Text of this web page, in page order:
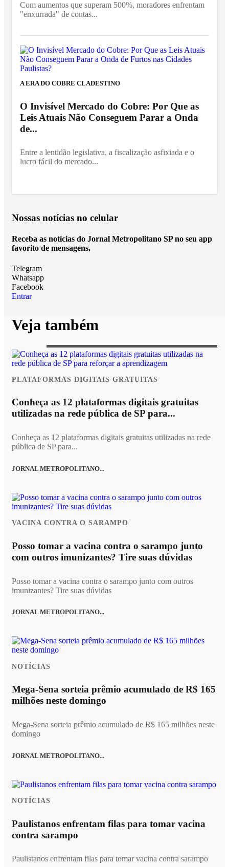
Com aumentos que superam 500%, moradores enfrentam
"enxurrada" de contas...
A ERA DO COBRE CLADESTINO
O Invisível Mercado do Cobre: Por Que as
Leis Atuais Não Conseguem Parar a Onda
de...
Entre a lentidão legislativa, a fiscalização asfixiada e o
lucro fácil do mercado...
Nossas notícias no celular
Receba as notícias do Jornal Metropolitano SP no seu app
favorito de mensagens.
Telegram
Whatsapp
Facebook
Entrar
Veja também
PLATAFORMAS DIGITAIS GRATUITAS
Conheça as 12 plataformas digitais gratuitas
utilizadas na rede pública de SP para...
Conheça as 12 plataformas digitais gratuitas utilizadas na rede
pública de SP para...
JORNAL METROPOLITANO...
VACINA CONTRA O SARAMPO
Posso tomar a vacina contra o sarampo junto
com outros imunizantes? Tire suas dúvidas
Posso tomar a vacina contra o sarampo junto com outros
imunizantes? Tire suas dúvidas
JORNAL METROPOLITANO...
NOTÍCIAS
Mega-Sena sorteia prêmio acumulado de R$ 165
milhões neste domingo
Mega-Sena sorteia prêmio acumulado de R$ 165 milhões neste
domingo
JORNAL METROPOLITANO...
NOTÍCIAS
Paulistanos enfrentam filas para tomar vacina
contra sarampo
Paulistanos enfrentam filas para tomar vacina contra sarampo